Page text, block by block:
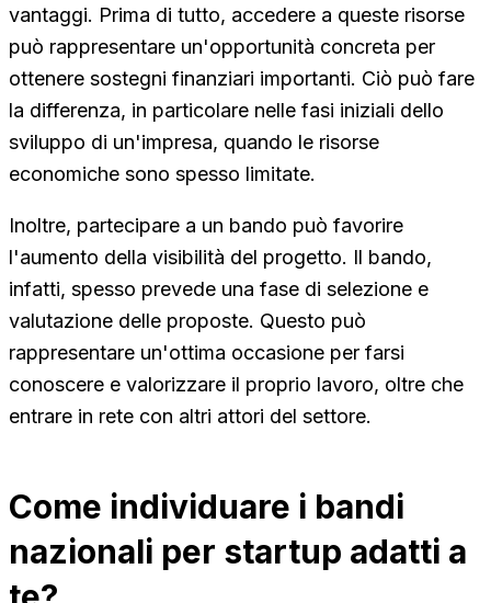
vantaggi. Prima di tutto, accedere a queste risorse
può rappresentare un'opportunità concreta per
ottenere sostegni finanziari importanti. Ciò può fare
la differenza, in particolare nelle fasi iniziali dello
sviluppo di un'impresa, quando le risorse
economiche sono spesso limitate.
Inoltre, partecipare a un bando può favorire
l'aumento della visibilità del progetto. Il bando,
infatti, spesso prevede una fase di selezione e
valutazione delle proposte. Questo può
rappresentare un'ottima occasione per farsi
conoscere e valorizzare il proprio lavoro, oltre che
entrare in rete con altri attori del settore.
Come individuare i bandi
nazionali per startup adatti a